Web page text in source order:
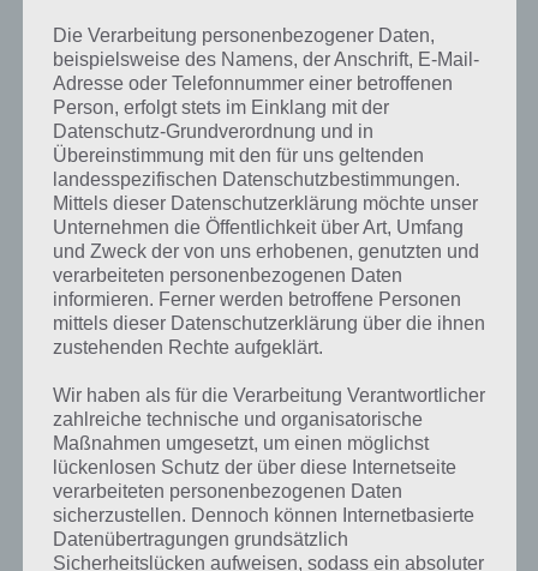
Schnappe den Täter und untersuche die
Beweise
Teilweise muss man in CSI Hidden Crimes auch selber die Beweise
nach Spuren untersuchen. Umso mehr Beweise man hat, desto
sicherer kann man den Täter überführen.
Am Ende stehen dann mehrere Verdächtige bereit, wobei man den
richtigen auswählen muss. So kennt man eventuell die Haarfarbe,
besondere Kleidungsstücke, das Geschlecht und vieles mehr.
Trailer zu CSI Hidden Crimes
Zur App CSI Hidden Crimes gibt es auch einen offiziellen Trailer. In
diesem sind auch Sequenzen aus der Fernsehserie enthalten, die es
im Spiel gar nicht gibt. Stattdessen sieht man nur deren Gesichter als
Bild. Trotzdem hier der Trailer:
Die Verarbeitung personenbezogener Daten,
beispielsweise des Namens, der Anschrift, E-Mail-
Adresse oder Telefonnummer einer betroffenen
Person, erfolgt stets im Einklang mit der
Datenschutz-Grundverordnung und in
Übereinstimmung mit den für uns geltenden
landesspezifischen Datenschutzbestimmungen.
Mittels dieser Datenschutzerklärung möchte unser
Unternehmen die Öffentlichkeit über Art, Umfang
und Zweck der von uns erhobenen, genutzten und
verarbeiteten personenbezogenen Daten
informieren. Ferner werden betroffene Personen
mittels dieser Datenschutzerklärung über die ihnen
zustehenden Rechte aufgeklärt.
Wir haben als für die Verarbeitung Verantwortlicher
zahlreiche technische und organisatorische
Maßnahmen umgesetzt, um einen möglichst
lückenlosen Schutz der über diese Internetseite
verarbeiteten personenbezogenen Daten
sicherzustellen. Dennoch können Internetbasierte
Datenübertragungen grundsätzlich
Sicherheitslücken aufweisen, sodass ein absoluter